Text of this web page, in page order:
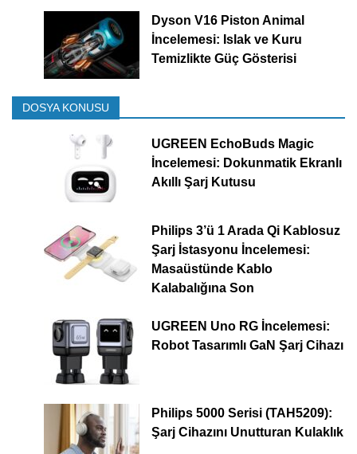
Dyson V16 Piston Animal
İncelemesi: Islak ve Kuru
Temizlikte Güç Gösterisi
DOSYA KONUSU
UGREEN EchoBuds Magic
İncelemesi: Dokunmatik Ekranlı
Akıllı Şarj Kutusu
Philips 3’ü 1 Arada Qi Kablosuz
Şarj İstasyonu İncelemesi:
Masaüstünde Kablo
Kalabalığına Son
UGREEN Uno RG İncelemesi:
Robot Tasarımlı GaN Şarj Cihazı
Philips 5000 Serisi (TAH5209):
Şarj Cihazını Unutturan Kulaklık